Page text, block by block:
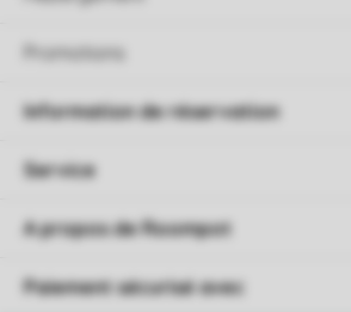
Promotions
Information de réservation
Service
A propos de Roompot
Paiement sécurisé avec